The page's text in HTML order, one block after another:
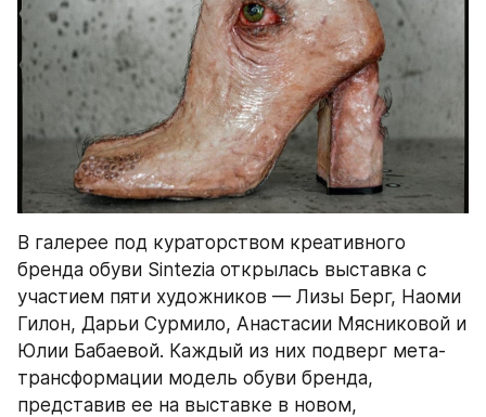
В галерее под кураторством креативного
бренда обуви Sintezia открылась выставка с
участием пяти художников — Лизы Берг, Наоми
Гилон, Дарьи Сурмило, Анастасии Мясниковой и
Юлии Бабаевой. Каждый из них подверг мета-
трансформации модель обуви бренда,
представив ее на выставке в новом,